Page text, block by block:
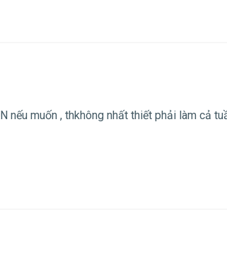
nếu muốn , thkhông nhất thiết phải làm cả